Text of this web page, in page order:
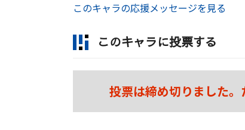
このキャラの応援メッセージを見る
このキャラに投票する
投票は締め切りました。